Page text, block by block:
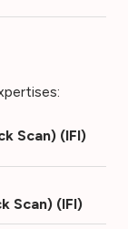
Scan) (IFI)
Scan) (IFI)